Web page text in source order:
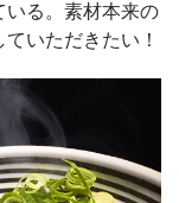
いる。素材本来の
いただきたい！